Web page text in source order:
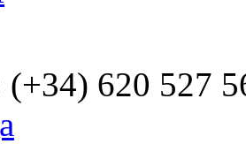
(+34) 620 527